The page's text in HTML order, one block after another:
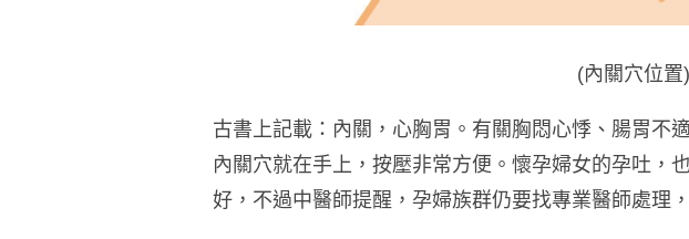
(內關穴位
古書上記載：內關，心胸胃。有關胸悶心悸、腸胃不
內關穴就在手上，按壓非常方便。懷孕婦女的孕吐，
好，不過中醫師提醒，孕婦族群仍要找專業醫師處理